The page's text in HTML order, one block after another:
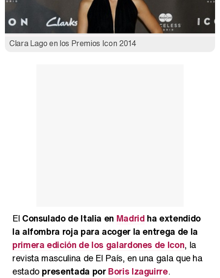
Magdalena de Suecia responde a las críticas y explica por qué le han permitido lanzar su propio negocio
Clara Lago en los Premios Icon 2014
El Consulado de Italia en Madrid ha extendido
la alfombra roja para acoger la entrega de la
primera edición de los galardones de Icon, la
revista masculina de El País, en una gala que ha
estado presentada porBoris Izaguirre.